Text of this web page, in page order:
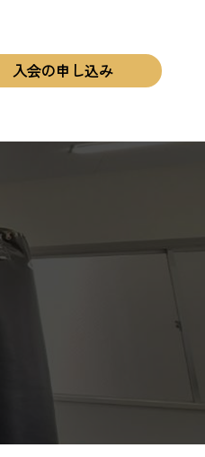
入会の申し込み